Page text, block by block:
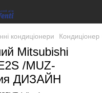
кондиціонери
Mitsubishi
/MUZ-
ДИЗАЙН